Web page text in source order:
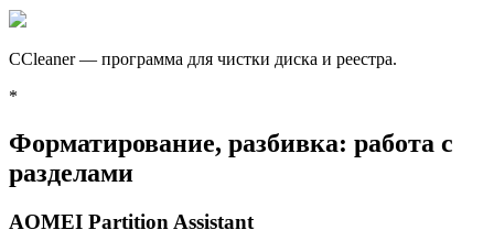
CCleaner — программа для чистки диска и реестра.
*
Форматирование, разбивка: работа с
разделами
AOMEI Partition Assistant